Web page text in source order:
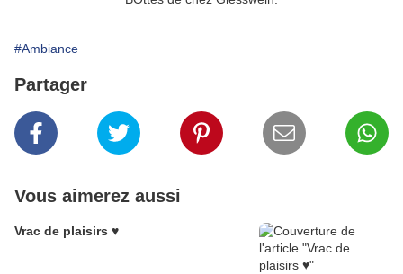
#Ambiance
Partager
Vous aimerez aussi
Vrac de plaisirs ♥